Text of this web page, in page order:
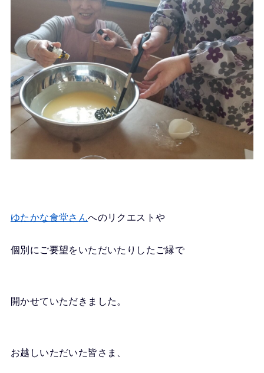
ゆたかな食堂さんへのリクエストや
個別にご要望をいただいたりしたご縁で
開かせていただきました。
お越しいただいた皆さま、